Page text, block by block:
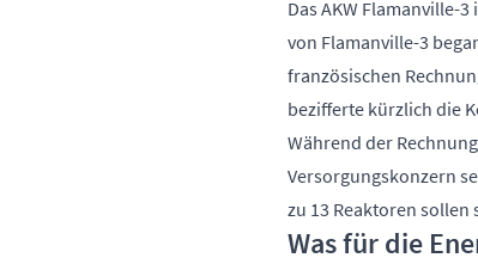
Das AKW Flamanville-
von Flamanville-3
französischen
bezifferte kürzlich die
Während der
Versorgungskonzern
zu 13 Reaktoren
Was für die